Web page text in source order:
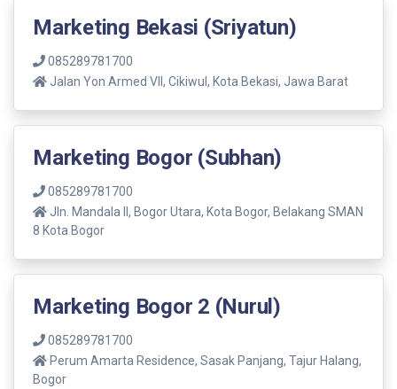
Marketing Bekasi (Sriyatun)
085289781700
Jalan Yon Armed VII, Cikiwul, Kota Bekasi, Jawa Barat
Marketing Bogor (Subhan)
085289781700
Jln. Mandala ll, Bogor Utara, Kota Bogor, Belakang SMAN
8 Kota Bogor
Marketing Bogor 2 (Nurul)
085289781700
Perum Amarta Residence, Sasak Panjang, Tajur Halang,
Bogor